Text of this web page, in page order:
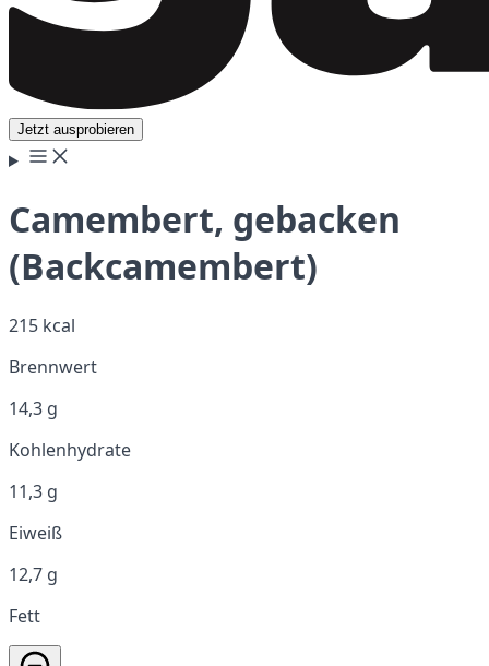
Jetzt ausprobieren
Camembert, gebacken
(Backcamembert)
215 kcal
Brennwert
14,3 g
Kohlenhydrate
11,3 g
Eiweiß
12,7 g
Fett